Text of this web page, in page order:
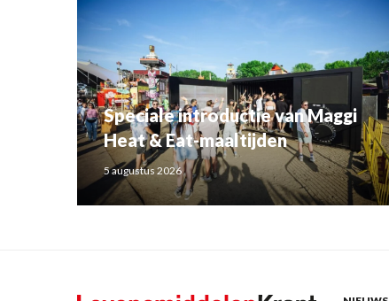
Speciale introductie van Maggi
Heat & Eat-maaltijden
5 augustus 2026